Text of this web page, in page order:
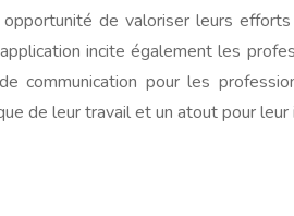
de valoriser leurs
incite également les
communication pour les
de leur travail et un atout pour leur